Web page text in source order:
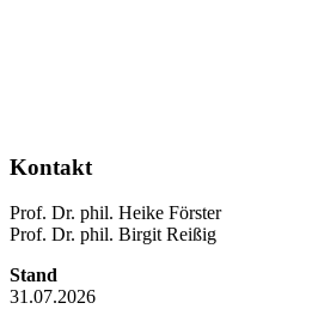
Kontakt
Prof. Dr. phil. Heike Förster
Prof. Dr. phil. Birgit Reißig
Stand
31.07.2026